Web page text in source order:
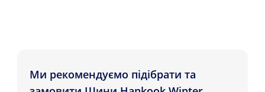
Ми рекомендуємо підібрати та